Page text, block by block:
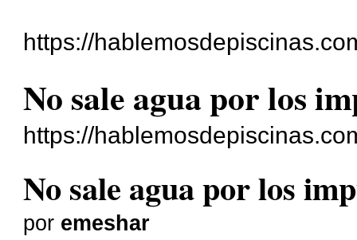
https://
No sale agua por los
https://
No sale agua por los
por emeshar